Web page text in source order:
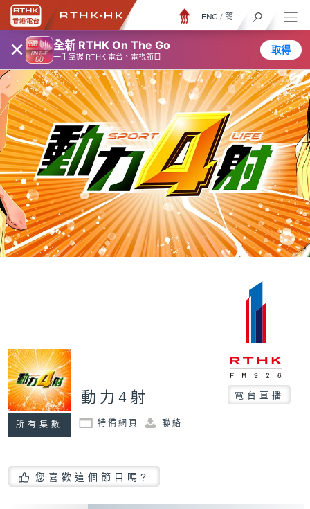
× 全新 RTHK On The Go
一手掌握 RTHK 電台、電視節目
取得
ENG / 簡
所有集數
動力4射 電台直播
特備網頁 聯絡
您喜歡這個節目嗎?